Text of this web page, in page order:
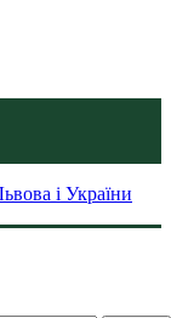
і України